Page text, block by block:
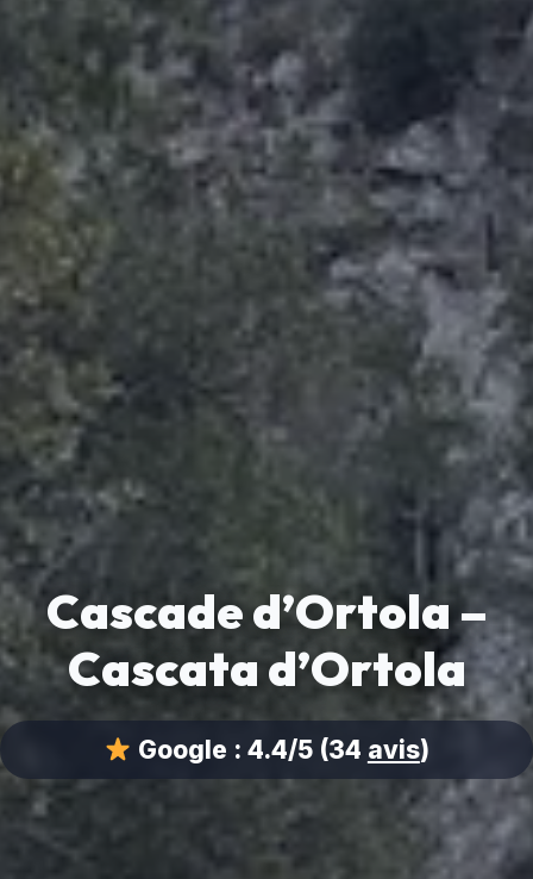
Cascade d’Ortola –
Cascata d’Ortola
Google : 4.4/5(34 avis)